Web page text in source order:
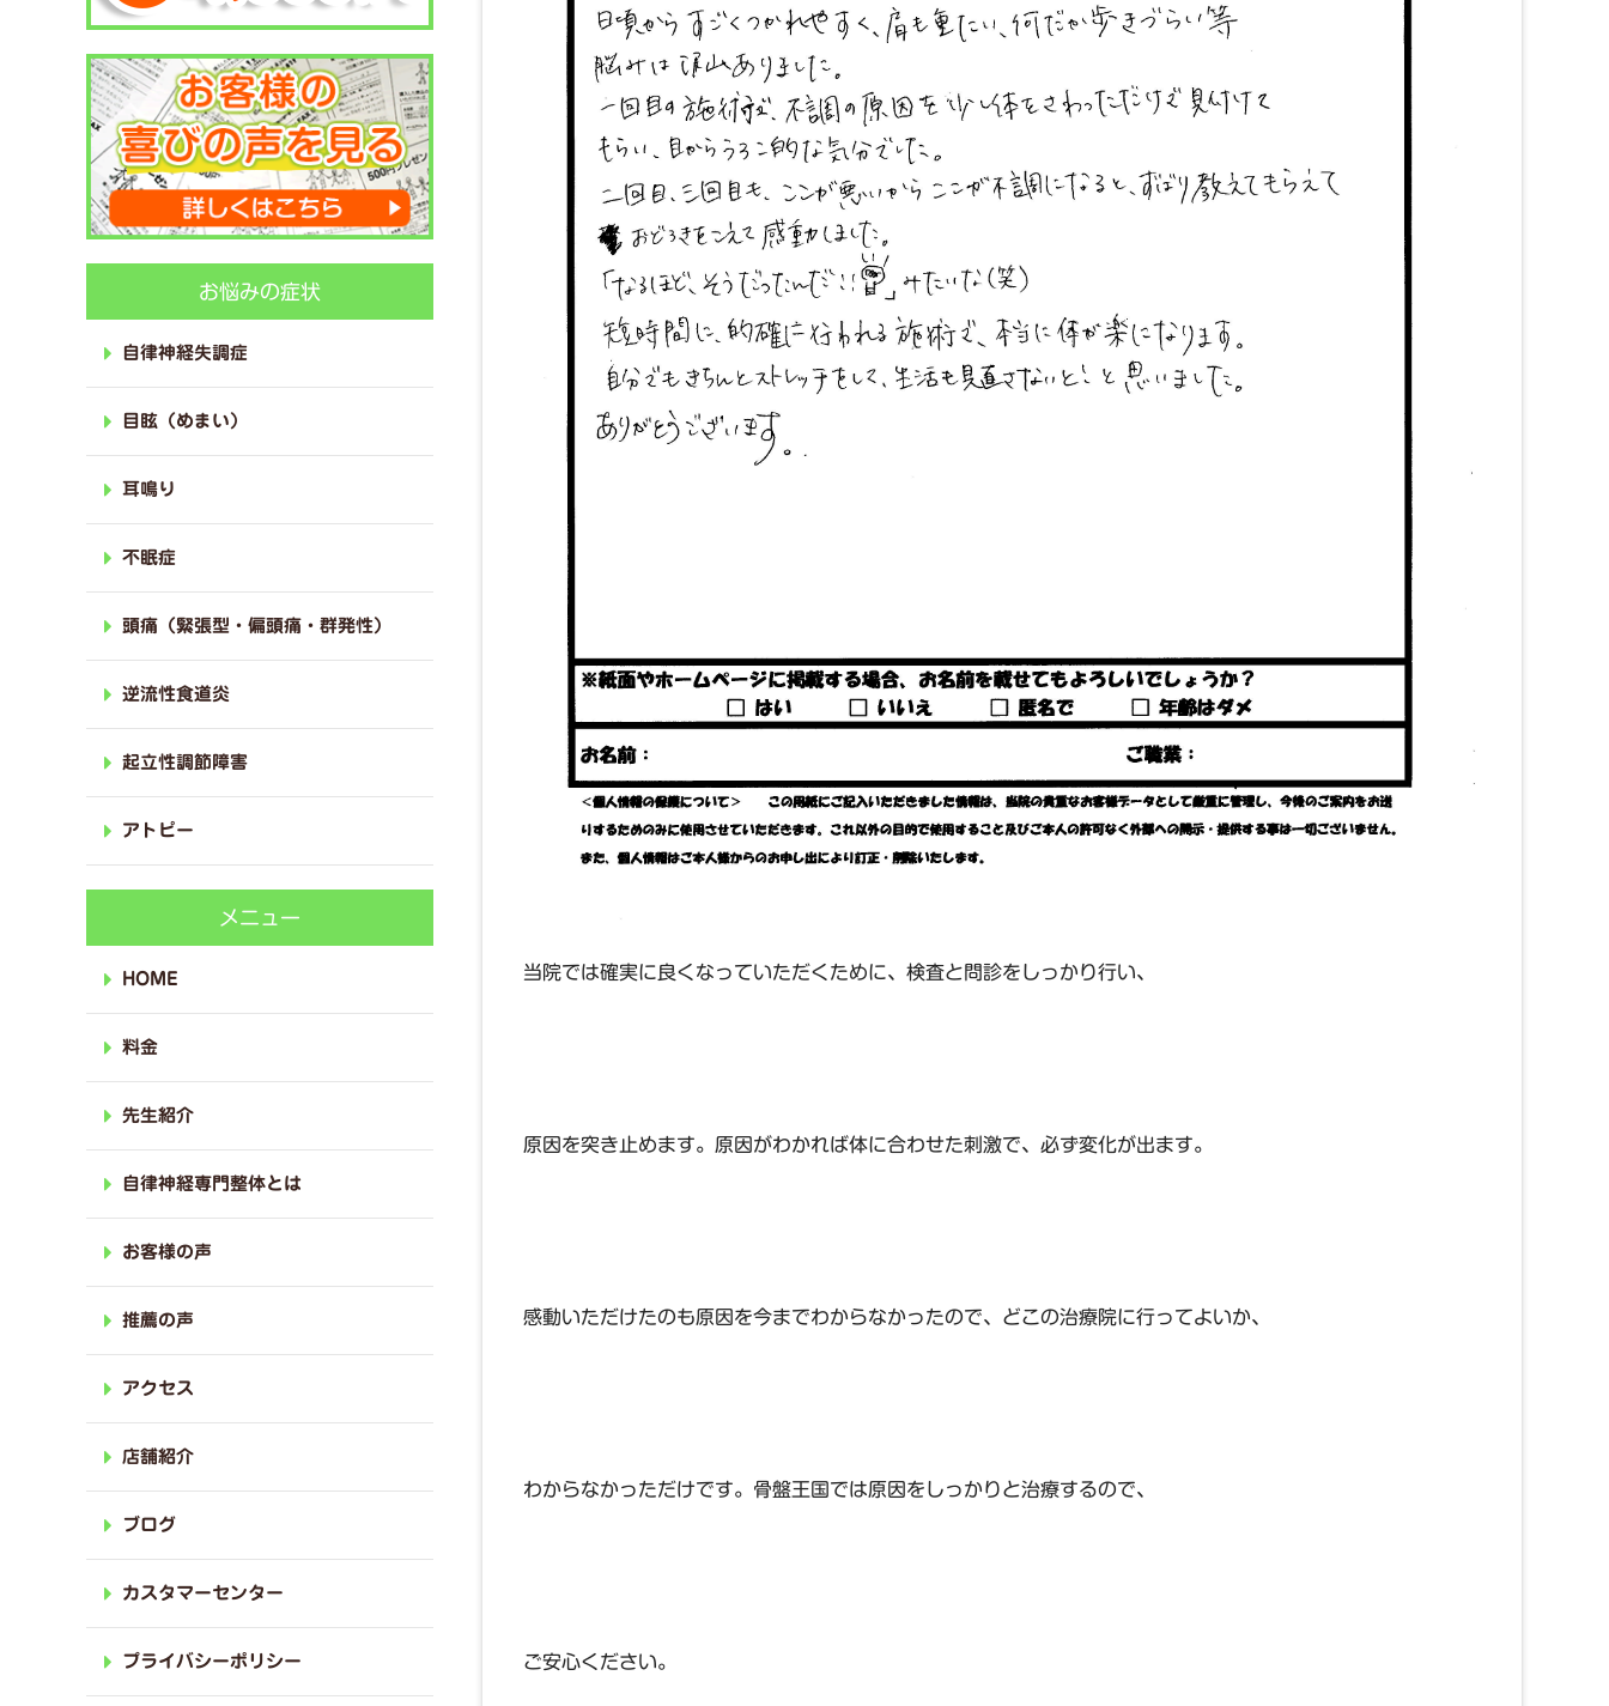
当院では確実に良くなっていただくために、検査と問診をしっかり行い、
原因を突き止めます。原因がわかれば体に合わせた刺激で、必ず変化が出ます。
感動いただけたのも原因を今までわからなかったので、どこの治療院に行ってよいか、
わからなかっただけです。骨盤王国では原因をしっかりと治療するので、
ご安心ください。
お悩みの症状
自律神経失調症
目眩（めまい）
耳鳴り
不眠症
頭痛（緊張型・偏頭痛・群発性）
逆流性食道炎
起立性調節障害
アトピー
メニュー
HOME
料金
先生紹介
自律神経専門整体とは
お客様の声
推薦の声
アクセス
店舗紹介
ブログ
カスタマーセンター
プライバシーポリシー